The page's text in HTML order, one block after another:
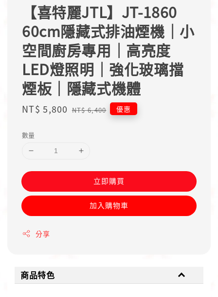
【喜特麗JTL】JT-1860
60cm隱藏式排油煙機｜小
空間廚房專用｜高亮度
LED燈照明｜強化玻璃擋
煙板｜隱藏式機體
Sale
NT$ 5,800 Regular
NT$ 6,400 優惠
數量
立即購買
加入購物車
分享
商品特色